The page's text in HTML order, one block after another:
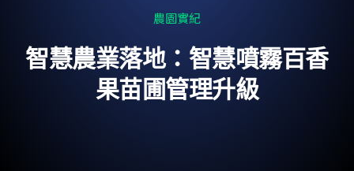
農園實紀
智慧農業落地：智慧噴霧百香
果苗圃管理升級